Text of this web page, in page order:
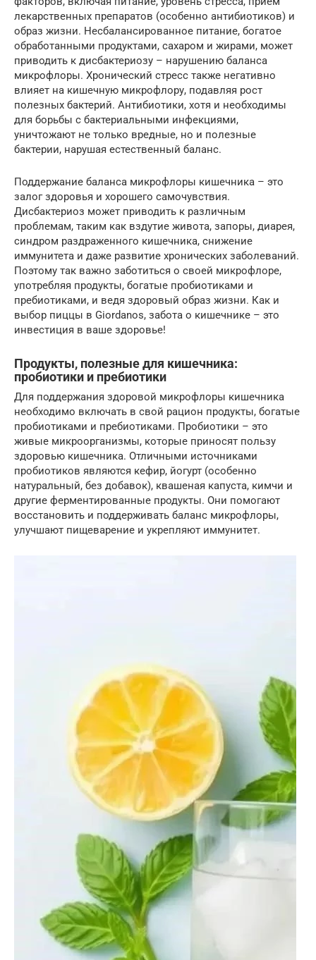
лекарственных препаратов (особенно антибиотиков) и
образ жизни. Несбалансированное питание, богатое
обработанными продуктами, сахаром и жирами, может
приводить к дисбактериозу – нарушению баланса
микрофлоры. Хронический стресс также негативно
влияет на кишечную микрофлору, подавляя рост
полезных бактерий. Антибиотики, хотя и необходимы
для борьбы с бактериальными инфекциями,
уничтожают не только вредные, но и полезные
бактерии, нарушая естественный баланс.
Поддержание баланса микрофлоры кишечника – это
залог здоровья и хорошего самочувствия.
Дисбактериоз может приводить к различным
проблемам, таким как вздутие живота, запоры, диарея,
синдром раздраженного кишечника, снижение
иммунитета и даже развитие хронических заболеваний.
Поэтому так важно заботиться о своей микрофлоре,
употребляя продукты, богатые пробиотиками и
пребиотиками, и ведя здоровый образ жизни. Как и
выбор пиццы в Giordanos, забота о кишечнике – это
инвестиция в ваше здоровье!
Продукты, полезные для кишечника:
пробиотики и пребиотики
Для поддержания здоровой микрофлоры кишечника
необходимо включать в свой рацион продукты, богатые
пробиотиками и пребиотиками. Пробиотики – это
живые микроорганизмы, которые приносят пользу
здоровью кишечника. Отличными источниками
пробиотиков являются кефир, йогурт (особенно
натуральный, без добавок), квашеная капуста, кимчи и
другие ферментированные продукты. Они помогают
восстановить и поддерживать баланс микрофлоры,
улучшают пищеварение и укрепляют иммунитет.